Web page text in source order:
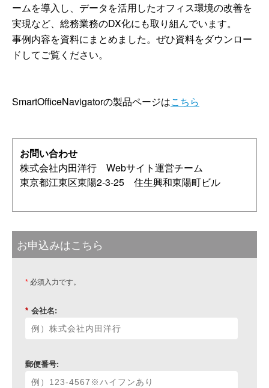
ームを導入し、データを活用したオフィス環境の改善を
実現など、総務業務のDX化にも取り組んでいます。
事例内容を資料にまとめました。ぜひ資料をダウンロー
ドしてご覧ください。
SmartOfficeNavigatorの製品ページはこちら
お問い合わせ
株式会社内田洋行 Webサイト運営チーム
東京都江東区東陽2-3-25 住生興和東陽町ビル
お申込みはこちら
* 必須入力です。
* 会社名:
郵便番号: